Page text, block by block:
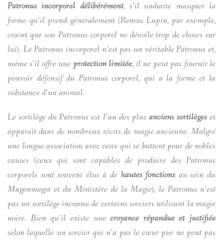
Patronus incorporel délibérément, s’il souhaite masquer la
forme qu’il prend généralement (Remus Lupin, par exemple,
craint que son Patronus corporel ne dévoile trop de choses sur
lui). Le Patronus incorporel n’est pas un véritable Patronus et,
même s’il offre une protection limitée, il ne peut pas fournir le
pouvoir défensif du Patronus corporel, qui a la forme et la
substance d’un animal.
Le sortilège du Patronus est l’un des plus anciens sortilègeset
apparaît dans de nombreux récits de magie ancienne. Malgré
une longue association avec ceux qui se battent pour de nobles
causes (ceux qui sont capables de produire des Patronus
corporels sont souvent élus à de hautes fonctions au sein du
Magenmagot et du Ministère de la Magie), le Patronus n’est
pas un sortilège inconnu de certains sorciers utilisant la magie
noire. Bien qu’il existe unecroyance répandue et justifiée
selon laquelle un sorcier qui n’a pas le cœur pur ne peut pas